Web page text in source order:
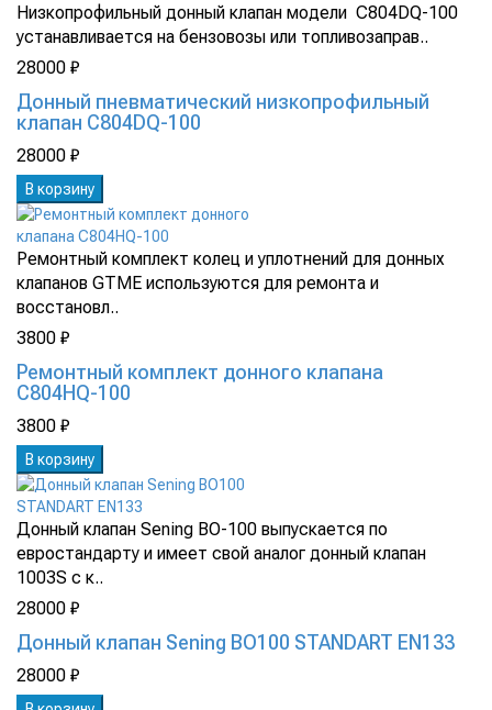
Низкопрофильный донный клапан модели C804DQ-100
устанавливается на бензовозы или топливозаправ..
28000 ₽
Донный пневматический низкопрофильный
клапан C804DQ-100
28000 ₽
В корзину
Ремонтный комплект колец и уплотнений для донных
клапанов GTME используются для ремонта и
восстановл..
3800 ₽
Ремонтный комплект донного клапана
C804HQ-100
3800 ₽
В корзину
Донный клапан Sening BO-100 выпускается по
евростандарту и имеет свой аналог донный клапан
1003S с к..
28000 ₽
Донный клапан Sening BO100 STANDART EN133
28000 ₽